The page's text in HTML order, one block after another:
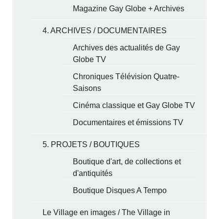
Magazine Gay Globe + Archives
4. ARCHIVES / DOCUMENTAIRES
Archives des actualités de Gay
Globe TV
Chroniques Télévision Quatre-
Saisons
Cinéma classique et Gay Globe TV
Documentaires et émissions TV
5. PROJETS / BOUTIQUES
Boutique d'art, de collections et
d'antiquités
Boutique Disques A Tempo
Le Village en images / The Village in